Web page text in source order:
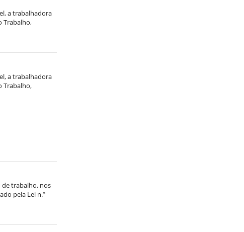
a trabalhadora
Trabalho,
a trabalhadora
Trabalho,
trabalho, nos
pela Lei n.º